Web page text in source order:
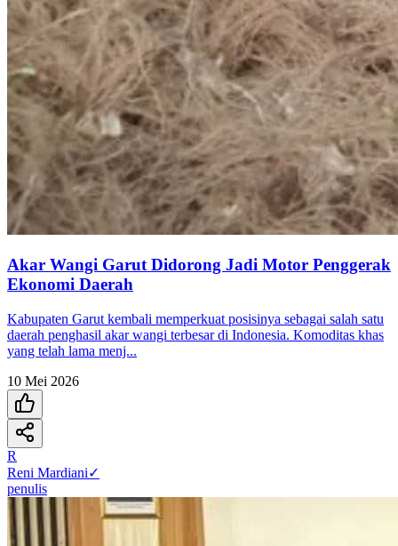
Akar Wangi Garut Didorong Jadi Motor Penggerak
Ekonomi Daerah
Kabupaten Garut kembali memperkuat posisinya sebagai salah satu
daerah penghasil akar wangi terbesar di Indonesia. Komoditas khas
yang telah lama menj...
10 Mei 2026
R
Reni Mardiani✓
penulis